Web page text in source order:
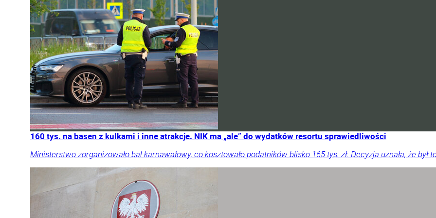
160 tys. na basen z kulkami i inne atrakcje. NIK ma „ale” do wydatków resortu sprawiedliwości
Ministerstwo zorganizowało bal karnawałowy, co kosztowało podatników blisko 165 tys. zł. Decyzja uznała, że był